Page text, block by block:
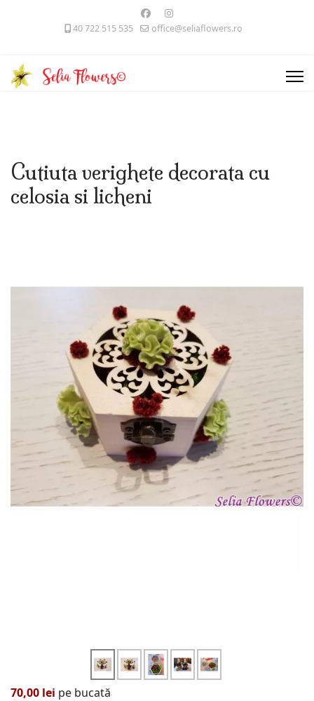
40 722 515 535 office@seliaflowers.ro
Cutiuta verighete decorata cu
celosia si licheni
70,00 lei pe bucată